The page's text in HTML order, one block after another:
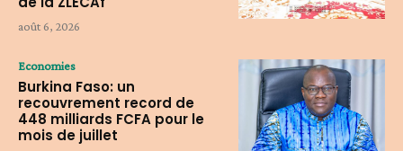
août 6, 2026
Economies
Burkina Faso: un
recouvrement record de
448 milliards FCFA pour le
mois de juillet